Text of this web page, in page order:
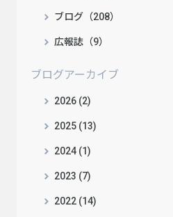
ブログ（208）
広報誌（9）
ブログアーカイブ
2026 (2)
2025 (13)
2024 (1)
2023 (7)
2022 (14)